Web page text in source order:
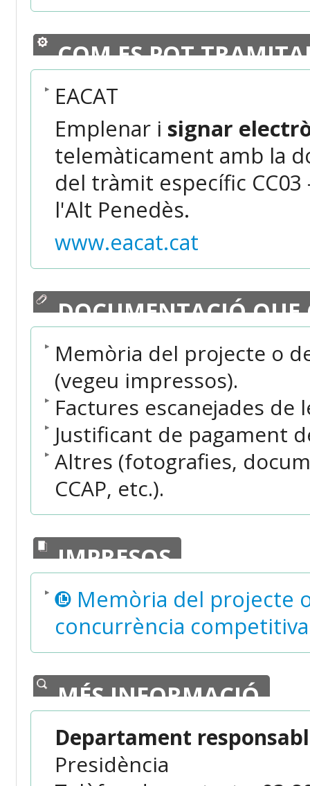
COM ES POT
EACAT
Emplenar i signar
telemàticament amb la
del tràmit específic
l'Alt Penedès.
www.eacat.cat
DOCUMENTACIÓ QUE
Memòria del projecte o
(vegeu impressos).
Factures escanejades de
Justificant de pagament
Altres (fotografies,
CCAP, etc.).
IMPRESOS
Memòria del projecte
concurrència competitiva
MÉS INFORMACIÓ
Departament
Presidència